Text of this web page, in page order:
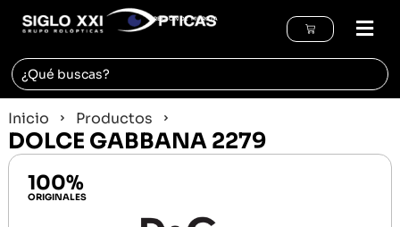
REGIÓN DE MURCIA
Inicio Productos
DOLCE GABBANA 2279
100%
ORIGINALES